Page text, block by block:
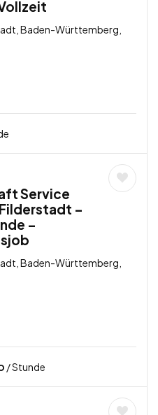
Baden-Württemberg,
Service
–
–
Baden-Württemberg,
/ Stunde